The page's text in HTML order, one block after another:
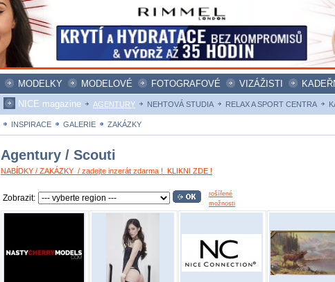
MODELKY MODELOVÉ FOTOGRAFOVÉ VIZÁŽISTI
NICE magazine
AGENTURY NEHTOVÁ STUDIA RELAX A SPORT CENTRA
INSPIRACE GALERIE ZAKÁZKY
Agentury / Scouti
NABÍDKY / ZAKÁZKY / zadejte inzerát zdarma ! KLIKNI ZDE !
Zobrazit:
rošířené
možnosti